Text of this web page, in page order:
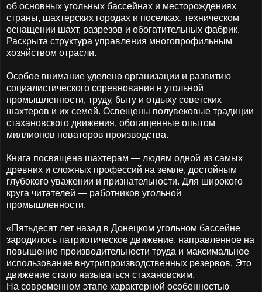
об основных угольных бассейнах и месторождениях
страны, шахтерских городах и поселках, техническом
оснащении шахт, разрезов и обогатительных фабрик.
Раскрыта структура управления многопрофильным
хозяйством отрасли.
Особое внимание уделено организации и развитию
социалистического соревнования н угольной
промышленности, труду, быту и отдыху советских
шахтеров и их семей. Освещены полувековые традиции
стахановского движения, обогащенные опытом
миллионов новаторов производства.
Книга посвящена шахтерам — людям одной из самых
древних и сложных профессий на земле, достойным
глубокого уважении и признательности. Для широкого
круга читателей — работников угольной
промышленности.
«Пятьдесят лет назад в Донецком угольном бассейне
зародилось патриотическое движение, направленное на
повышение производительности труда и максимальное
использование внутрипроизводственных резервов. Это
движение стало называться стахановским.
На современном этапе характерной особенностью